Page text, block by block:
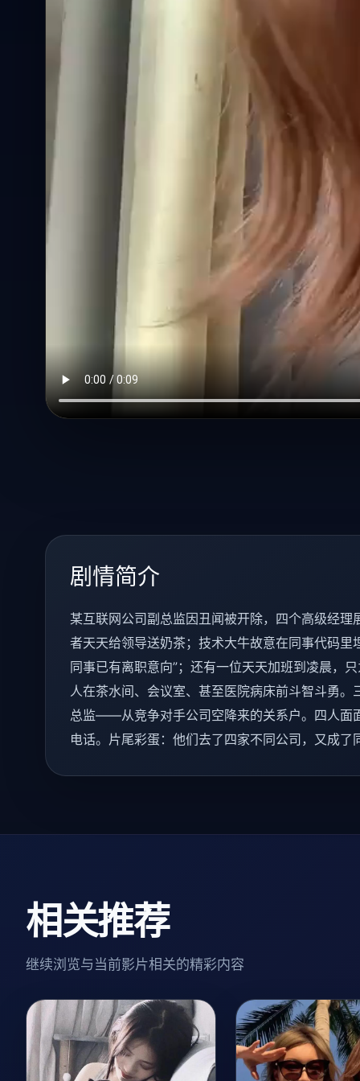
剧情简介
某互联网公司副总监因丑闻被开除，四个高级经理
者天天给领导送奶茶；技术大牛故意在同事代码里
同事已有离职意向”；还有一位天天加班到凌晨，
人在茶水间、会议室、甚至医院病床前斗智斗勇。
总监——从竞争对手公司空降来的关系户。四人面
电话。片尾彩蛋：他们去了四家不同公司，又成了
相关推荐
继续浏览与当前影片相关的精彩内容